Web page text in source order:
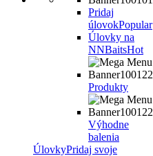
Pridaj
úlovokPopular
Úlovky na
NNBaitsHot
Produkty
Výhodne
balenia
ÚlovkyPridaj svoje